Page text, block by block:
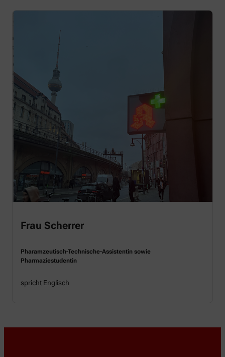
Frau Scherrer
Pharamzeutisch-Technische-Assistentin sowie
Pharmaziestudentin
spricht Englisch